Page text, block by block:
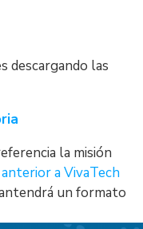
descargando las
la misión
a VivaTech
un formato